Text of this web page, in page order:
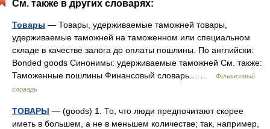
См. также в других словарях:
Товары — Товары, удерживаемые таможней товары,
удерживаемые таможней на таможенном или специальном
складе в качестве залога до оплаты пошлины. По английски:
Bonded goods Синонимы: удерживаемые таможней См. также:
Таможенные пошлины Финансовый словарь… …
Финансовый
словарь
ТОВАРЫ — (goods) 1. То, что люди предпочитают скорее
иметь в большем, а не в меньшем количестве; так, например,